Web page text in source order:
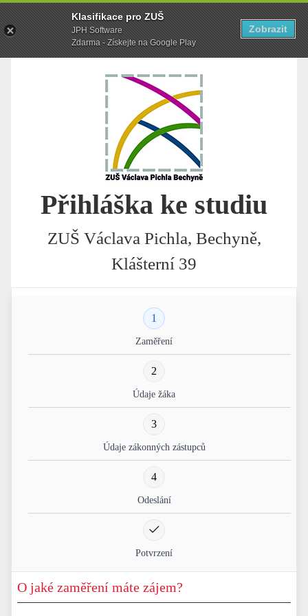
Klasifikace pro ZUŠ
JPH Software
Zdarma - Získejte na Google Play
Zobrazit
Přihláška ke studiu
ZUŠ Václava Pichla, Bechyně,
Klášterní 39
1
Zaměření
2
Údaje žáka
3
Údaje zákonných zástupců
4
Odeslání
Potvrzení
O jaké zaměření máte zájem?